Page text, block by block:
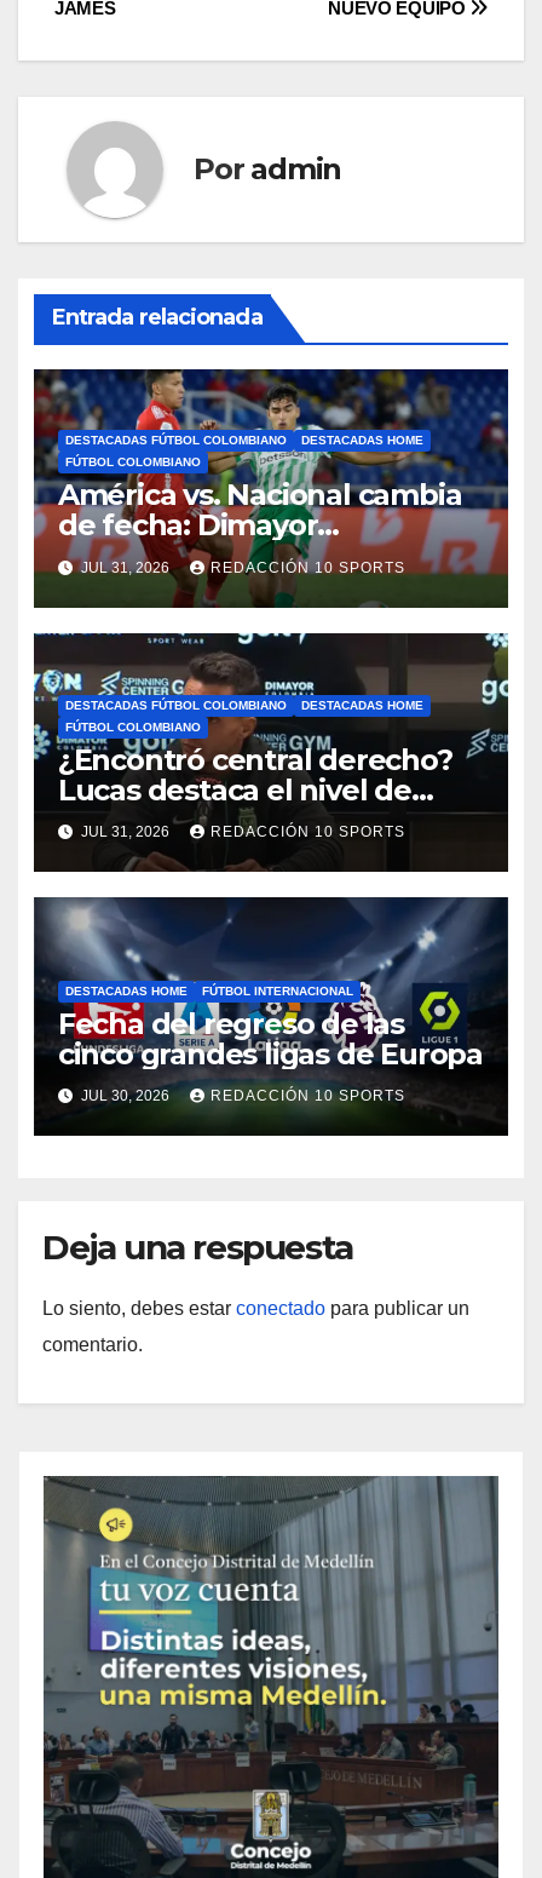
NUEVO EQUIPO
JAMES
Por admin
Entrada relacionada
DESTACADAS FÚTBOL COLOMBIANO
DESTACADAS HOME
FÚTBOL COLOMBIANO
América vs. Nacional cambia
de fecha: Dimayor
reprogramó el clásico por
motivos de seguridad
JUL 31, 2026 REDACCIÓN 10 SPORTS
DESTACADAS FÚTBOL COLOMBIANO
DESTACADAS HOME
FÚTBOL COLOMBIANO
¿Encontró central derecho?
Lucas destaca el nivel de
Néider Parra
JUL 31, 2026 REDACCIÓN 10 SPORTS
DESTACADAS HOME FÚTBOL INTERNACIONAL
Fecha del regreso de las
cinco grandes ligas de Europa
JUL 30, 2026 REDACCIÓN 10 SPORTS
Deja una respuesta
Lo siento, debes estar conectado para publicar un
comentario.